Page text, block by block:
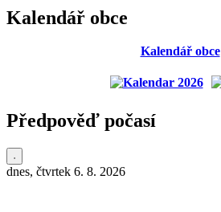
Kalendář obce
Kalendář obce
Předpověď počasí
dnes, čtvrtek 6. 8. 2026